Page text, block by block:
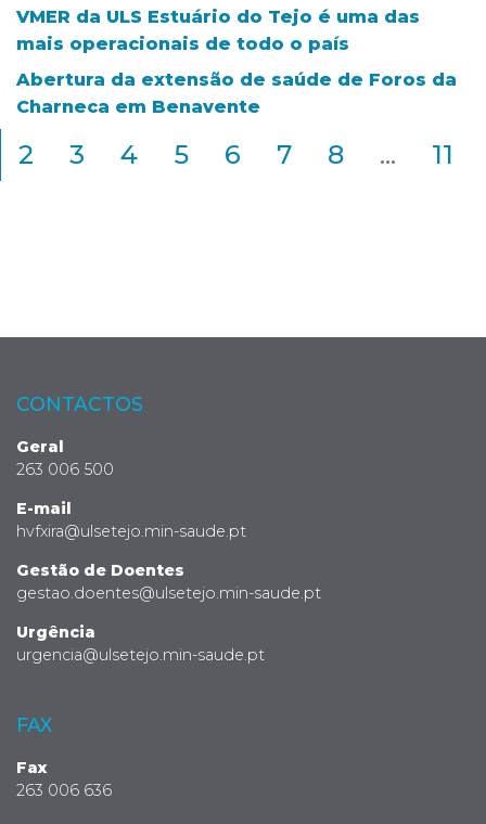
VMER da ULS Estuário do Tejo é uma das
mais operacionais de todo o país
Abertura da extensão de saúde de Foros da
Charneca em Benavente
2 3 4 5 6 7 8 ... 11
CONTACTOS
Geral
263 006 500
E-mail
hvfxira@ulsetejo.min-saude.pt
Gestão de Doentes
gestao.doentes@ulsetejo.min-saude.pt
Urgência
urgencia@ulsetejo.min-saude.pt
FAX
Fax
263 006 636